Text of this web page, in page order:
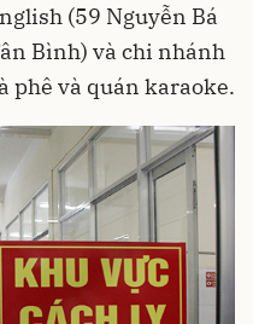
(59 Nguyễn Bá
Bình) và chi nhánh
phê và quán karaoke.